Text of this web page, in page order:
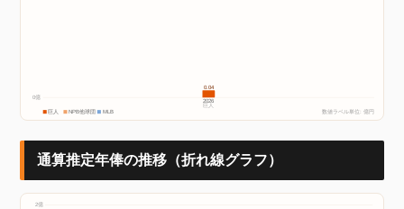
0億
0.04
2026
巨人
巨人
NPB他球団 MLB 数値ラベル単位: 億円
通算推定年俸の推移（折れ線グラフ）
2億